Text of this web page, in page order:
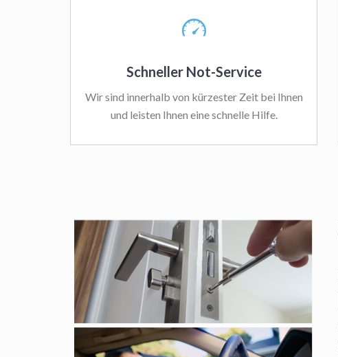
Schneller Not-Service
Wir sind innerhalb von kürzester Zeit bei Ihnen
und leisten Ihnen eine schnelle Hilfe.